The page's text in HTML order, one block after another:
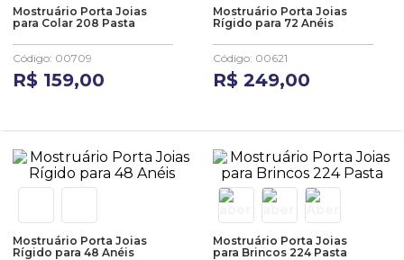
Mostruário Porta Joias
para Colar 208 Pasta
Código: 00709
R$ 159,00
Mostruário Porta Joias
Rígido para 72 Anéis
Código: 00621
R$ 249,00
Mostruário Porta Joias
Rígido para 48 Anéis
Mostruário Porta Joias
para Brincos 224 Pasta
sacolas
10